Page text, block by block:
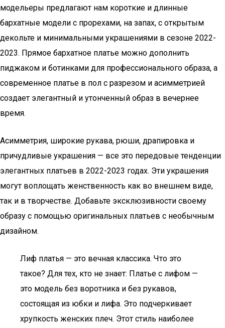
модельеры предлагают нам короткие и длинные
бархатные модели с прорехами, на запах, с открытым
декольте и минимальными украшениями в сезоне 2022-
2023. Прямое бархатное платье можно дополнить
пиджаком и ботинками для профессионального образа, а
современное платье в пол с разрезом и асимметрией
создает элегантный и утонченный образ в вечернее
время.
Асимметрия, широкие рукава, рюши, драпировка и
причудливые украшения — все это передовые тенденции
элегантных платьев в 2022-2023 годах. Эти украшения
могут воплощать женственность как во внешнем виде,
так и в творчестве. Добавьте эксклюзивности своему
образу с помощью оригинальных платьев с необычным
дизайном.
Лиф платья — это вечная классика. Что это
такое? Для тех, кто не знает: Платье с лифом —
это модель без воротника и без рукавов,
состоящая из юбки и лифа. Это подчеркивает
хрупкость женских плеч. Этот стиль наиболее